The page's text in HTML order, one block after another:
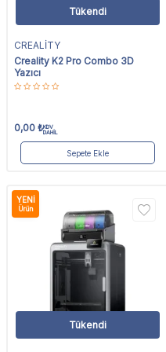
Tükendi
CREALİTY
Creality K2 Pro Combo 3D
Yazıcı
0,00 ₺KDV
DAHİL
Sepete Ekle
YENI
Ürün
Tükendi